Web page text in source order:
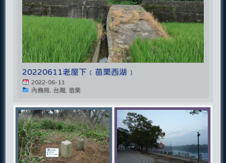
20220611老屋下﹝苗栗西湖﹞
2022-06-11
內務局, 台灣, 苗栗